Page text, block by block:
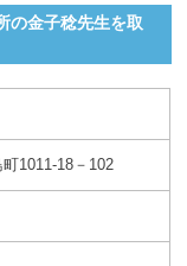
金子稔先生を取
1011-18－102